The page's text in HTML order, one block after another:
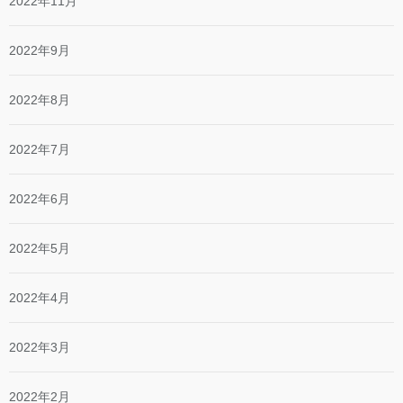
2022年9月
2022年8月
2022年7月
2022年6月
2022年5月
2022年4月
2022年3月
2022年2月